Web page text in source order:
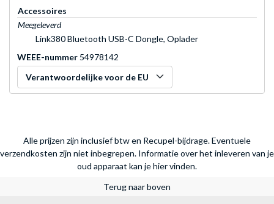
Accessoires
Meegeleverd
Link380 Bluetooth USB-C Dongle, Oplader
WEEE-nummer 54978142
Verantwoordelijke voor de EU
Alle prijzen zijn inclusief btw en Recupel-bijdrage. Eventuele
verzendkosten zijn niet inbegrepen. Informatie over het inleveren van je
oud apparaat kan je hier vinden.
Terug naar boven